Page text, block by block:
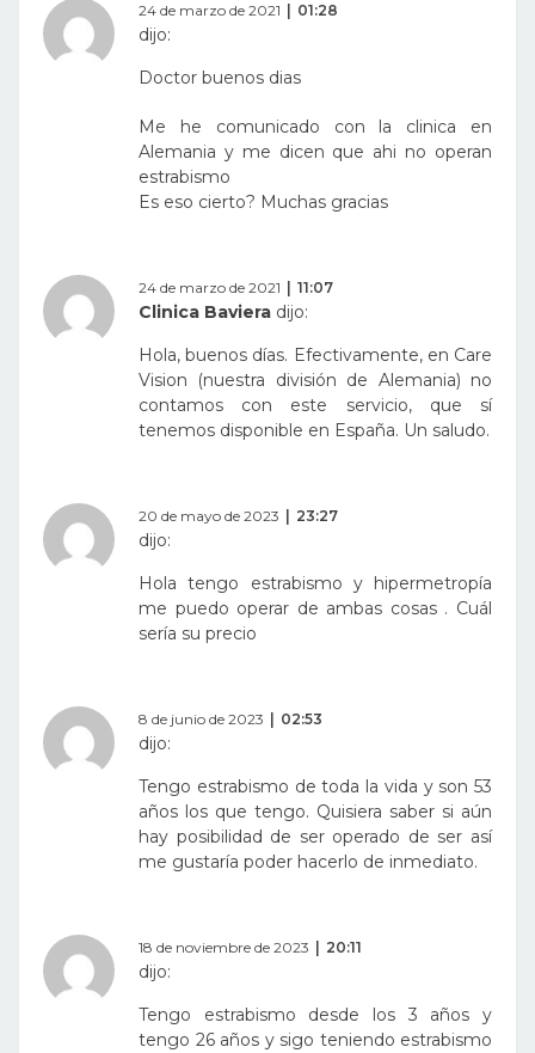
24 de marzo de 2021 01:28
dijo:
Doctor buenos dias
Me he comunicado con la clinica en
Alemania y me dicen que ahi no operan
estrabismo
Es eso cierto? Muchas gracias
24 de marzo de 2021 11:07
Clinica Baviera dijo:
Hola, buenos días. Efectivamente, en Care
Vision (nuestra división de Alemania) no
contamos con este servicio, que sí
tenemos disponible en España. Un saludo.
20 de mayo de 2023 23:27
dijo:
Hola tengo estrabismo y hipermetropía
me puedo operar de ambas cosas . Cuál
sería su precio
8 de junio de 2023 02:53
dijo:
Tengo estrabismo de toda la vida y son 53
años los que tengo. Quisiera saber si aún
hay posibilidad de ser operado de ser así
me gustaría poder hacerlo de inmediato.
18 de noviembre de 2023 20:11
dijo:
Tengo estrabismo desde los 3 años y
tengo 26 años y sigo teniendo estrabismo